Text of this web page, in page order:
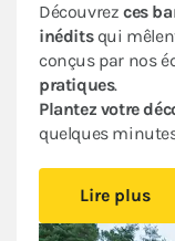
Découvrez ces
inéditsqui
conçus par nos
pratiques.
Plantez votre
quelques
qualité de son
incroyable qui
Lire plus